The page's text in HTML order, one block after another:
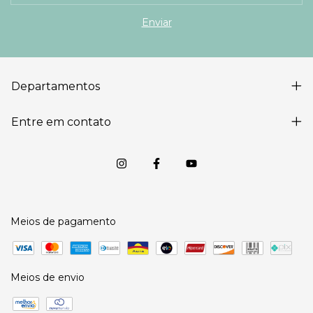
Departamentos
Entre em contato
Meios de pagamento
Meios de envio